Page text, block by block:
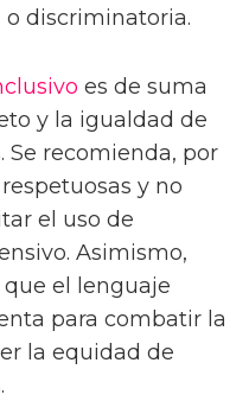
discriminatoria.
es de suma
y la igualdad de
Se recomienda, por
y no
el uso de
Asimismo,
el lenguaje
para combatir la
la equidad de